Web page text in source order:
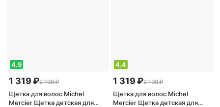
4.9
1 319 ₽2 199 ₽
Щетка для волос Michel
Mercier Щетка детская для
4.4
1 319 ₽2 199 ₽
Щетка для волос Michel
Mercier Щетка детская для